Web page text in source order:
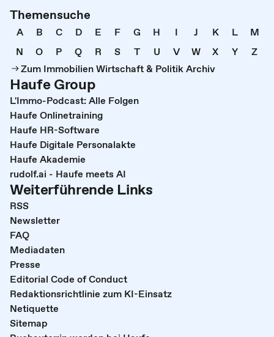
Themensuche
A B C D E F G H I J K L
M
N
O P Q R S T U V W X Y
Z
Zum Immobilien Wirtschaft & Politik Archiv
Haufe Group
L'Immo-Podcast: Alle Folgen
Haufe Onlinetraining
Haufe HR-Software
Haufe Digitale Personalakte
Haufe Akademie
rudolf.ai - Haufe meets AI
Weiterführende Links
RSS
Newsletter
FAQ
Mediadaten
Presse
Editorial Code of Conduct
Redaktionsrichtlinie zum KI-Einsatz
Netiquette
Sitemap